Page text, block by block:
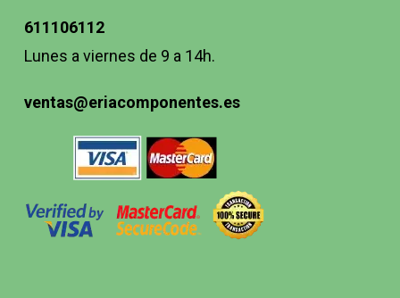
611106112
Lunes a viernes de 9 a 14h.
ventas@eriacomponentes.es